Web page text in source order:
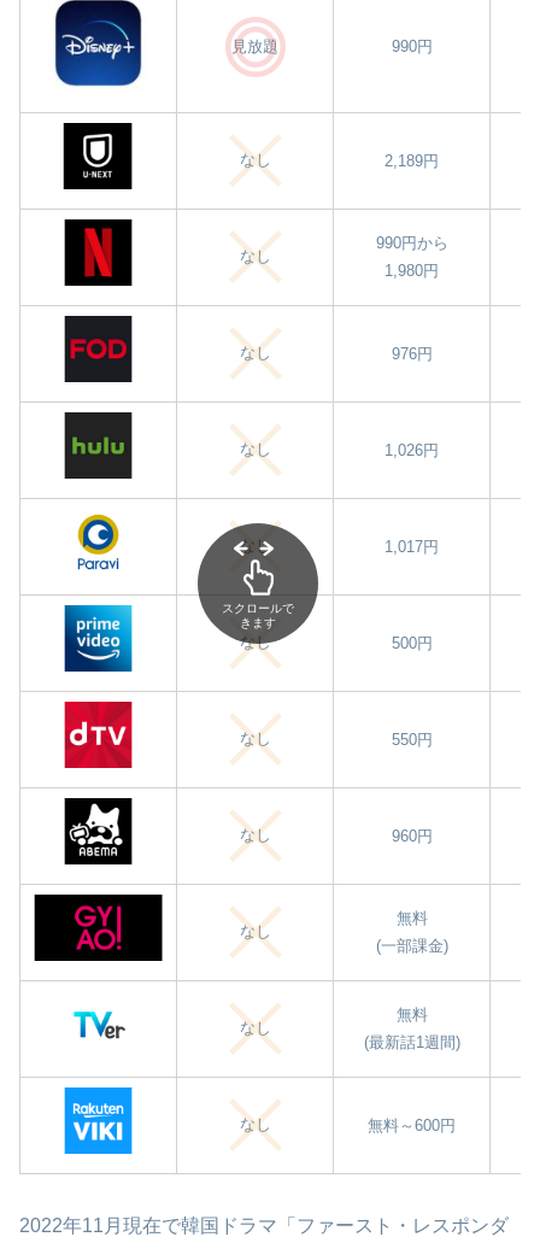
見放題 990円
なし 2,189円
なし
990円から
1,980円
なし 976円
なし 1,026円
なし 1,017円
なし 500円
なし 550円
なし 960円
なし
無料
(一部課金)
なし
無料
(最新話1週間)
なし 無料～600円
スクロールで
きます
2022年11月現在で韓国ドラマ「ファースト・レスポンダ